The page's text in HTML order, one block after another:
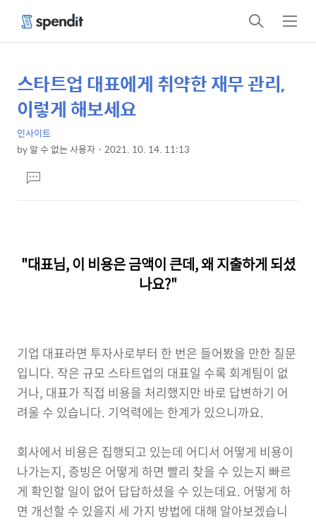
검
색
메
뉴
상
세
텐
본
제
목
스타트업 대표에게 취약한 재무 관리,
이렇게 해보세요
인사이트
by알 수 없는 사용자 2021. 10. 14. 11:13
문댓
글
"대표님, 이 비용은 금액이 큰데, 왜 지출하게 되셨
나요?"
기업 대표라면 투자사로부터 한 번은 들어봤을 만한 질문
입니다. 작은 규모 스타트업의 대표일 수록 회계팀이 없
거나, 대표가 직접 비용을 처리했지만 바로 답변하기 어
려울 수 있습니다. 기억력에는 한계가 있으니까요.
회사에서 비용은 집행되고 있는데 어디서 어떻게 비용이
나가는지, 증빙은 어떻게 하면 빨리 찾을 수 있는지 빠르
게 확인할 일이 없어 답답하셨을 수 있는데요. 어떻게 하
면 개선할 수 있을지 세 가지 방법에 대해 알아보겠습니